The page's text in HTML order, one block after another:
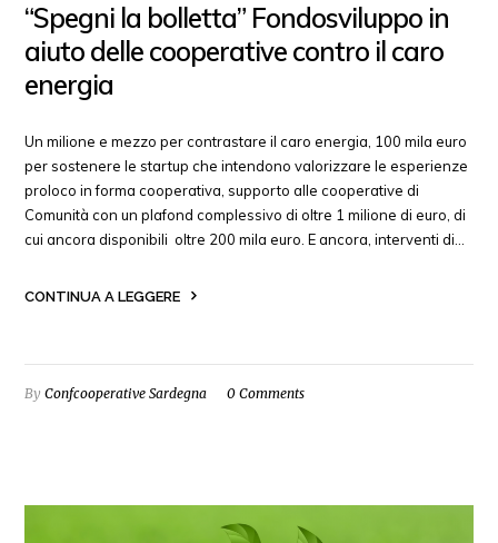
“Spegni la bolletta” Fondosviluppo in
aiuto delle cooperative contro il caro
energia
Un milione e mezzo per contrastare il caro energia, 100 mila euro
per sostenere le startup che intendono valorizzare le esperienze
proloco in forma cooperativa, supporto alle cooperative di
Comunità con un plafond complessivo di oltre 1 milione di euro, di
cui ancora disponibili oltre 200 mila euro. E ancora, interventi di…
CONTINUA A LEGGERE
ByConfcooperative Sardegna 0 Comments